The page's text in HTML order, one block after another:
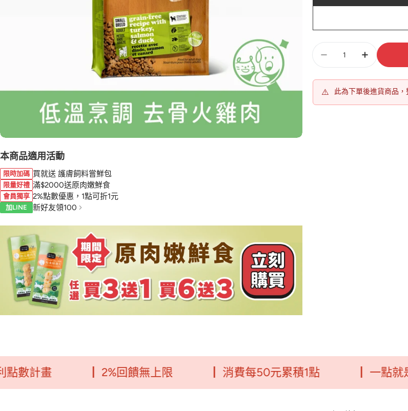
本商品適用活動
限時加碼 買就送 護膚飼料嘗鮮包
限量好禮 滿$2000送原肉嫩鮮食
會員獨享 2%點數優惠，1點可折1元
加LINE 新好友領100
⚠️ 此為下單後進貨商品
┃ 2%回饋無上限 ┃ 消費每50元累積1點 ┃ 一點就是一元